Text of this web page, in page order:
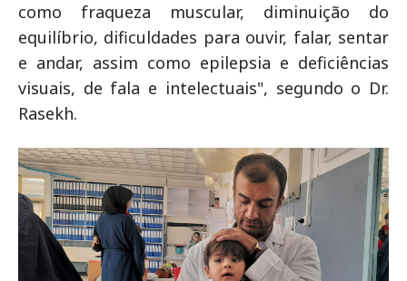
como fraqueza muscular, diminuição do
equilíbrio, dificuldades para ouvir, falar, sentar
e andar, assim como epilepsia e deficiências
visuais, de fala e intelectuais", segundo o Dr.
Rasekh.